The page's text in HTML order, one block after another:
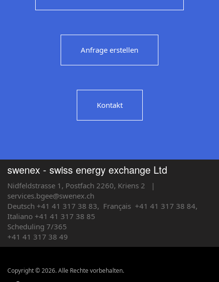
Anfrage erstellen
Kontakt
swenex - swiss energy exchange Ltd
Nidfeldstrasse 1, Postfach 2260, Kriens 2
|
services.bgee@swenex.ch
Deutsch +41 41 317 38 83, Français +41 41 317 38 84,
Italiano +41 41 317 38 85
Scheduling 7/365
+41 41 317 38 49
Copyright © 2026. Alle Rechte vorbehalten.